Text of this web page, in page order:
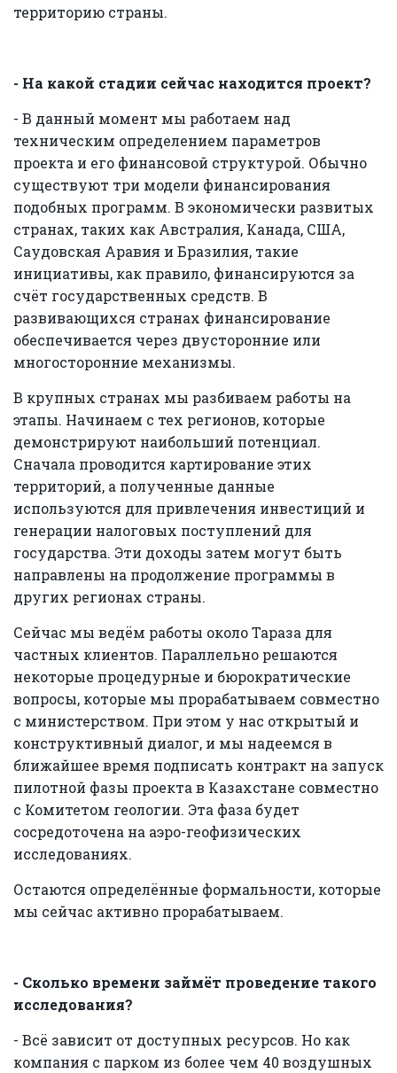
территорию страны.
- На какой стадии сейчас находится проект?
- В данный момент мы работаем над
техническим определением параметров
проекта и его финансовой структурой. Обычно
существуют три модели финансирования
подобных программ. В экономически развитых
странах, таких как Австралия, Канада, США,
Саудовская Аравия и Бразилия, такие
инициативы, как правило, финансируются за
счёт государственных средств. В
развивающихся странах финансирование
обеспечивается через двусторонние или
многосторонние механизмы.
В крупных странах мы разбиваем работы на
этапы. Начинаем с тех регионов, которые
демонстрируют наибольший потенциал.
Сначала проводится картирование этих
территорий, а полученные данные
используются для привлечения инвестиций и
генерации налоговых поступлений для
государства. Эти доходы затем могут быть
направлены на продолжение программы в
других регионах страны.
Сейчас мы ведём работы около Тараза для
частных клиентов. Параллельно решаются
некоторые процедурные и бюрократические
вопросы, которые мы прорабатываем совместно
с министерством. При этом у нас открытый и
конструктивный диалог, и мы надеемся в
ближайшее время подписать контракт на запуск
пилотной фазы проекта в Казахстане совместно
с Комитетом геологии. Эта фаза будет
сосредоточена на аэро-геофизических
исследованиях.
Остаются определённые формальности, которые
мы сейчас активно прорабатываем.
- Сколько времени займёт проведение такого
исследования?
- Всё зависит от доступных ресурсов. Но как
компания с парком из более чем 40 воздушных